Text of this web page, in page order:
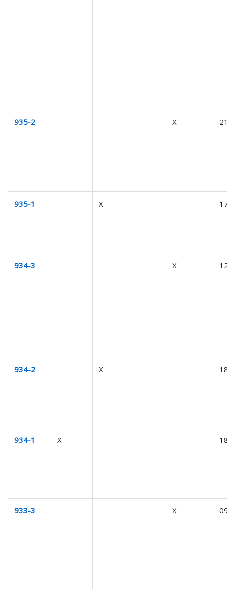
935-2 X
935-1 X
934-3 X
934-2 X
934-1 X
933-3 X